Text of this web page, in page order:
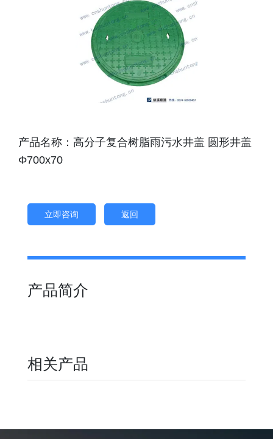
产品名称：高分子复合树脂雨污水井盖 圆形井盖
Φ700x70
立即咨询 返回
产品简介
相关产品